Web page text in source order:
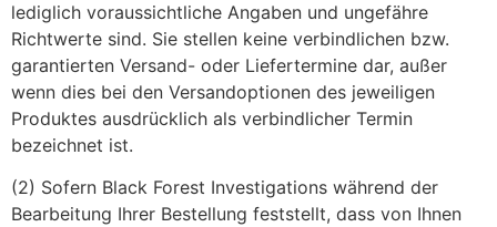
lediglich voraussichtliche Angaben und ungefähre
Richtwerte sind. Sie stellen keine verbindlichen bzw.
garantierten Versand- oder Liefertermine dar, außer
wenn dies bei den Versandoptionen des jeweiligen
Produktes ausdrücklich als verbindlicher Termin
bezeichnet ist.
(2) Sofern Black Forest Investigations während der
Bearbeitung Ihrer Bestellung feststellt, dass von Ihnen